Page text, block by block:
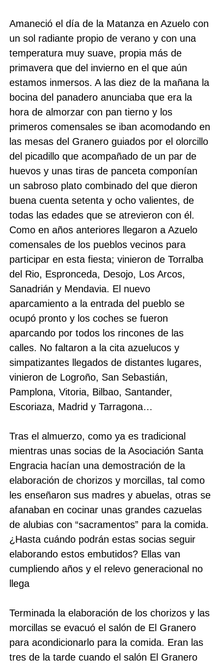
Amaneció el día de la Matanza en Azuelo con
un sol radiante propio de verano y con una
temperatura muy suave, propia más de
primavera que del invierno en el que aún
estamos inmersos. A las diez de la mañana la
bocina del panadero anunciaba que era la
hora de almorzar con pan tierno y los
primeros comensales se iban acomodando en
las mesas del Granero guiados por el olorcillo
del picadillo que acompañado de un par de
huevos y unas tiras de panceta componían
un sabroso plato combinado del que dieron
buena cuenta setenta y ocho valientes, de
todas las edades que se atrevieron con él.
Como en años anteriores llegaron a Azuelo
comensales de los pueblos vecinos para
participar en esta fiesta; vinieron de Torralba
del Rio, Espronceda, Desojo, Los Arcos,
Sanadrián y Mendavia. El nuevo
aparcamiento a la entrada del pueblo se
ocupó pronto y los coches se fueron
aparcando por todos los rincones de las
calles. No faltaron a la cita azuelucos y
simpatizantes llegados de distantes lugares,
vinieron de Logroño, San Sebastián,
Pamplona, Vitoria, Bilbao, Santander,
Escoriaza, Madrid y Tarragona…
Tras el almuerzo, como ya es tradicional
mientras unas socias de la Asociación Santa
Engracia hacían una demostración de la
elaboración de chorizos y morcillas, tal como
les enseñaron sus madres y abuelas, otras se
afanaban en cocinar unas grandes cazuelas
de alubias con “sacramentos” para la comida.
¿Hasta cuándo podrán estas socias seguir
elaborando estos embutidos? Ellas van
cumpliendo años y el relevo generacional no
llega
Terminada la elaboración de los chorizos y las
morcillas se evacuó el salón de El Granero
para acondicionarlo para la comida. Eran las
tres de la tarde cuando el salón El Granero